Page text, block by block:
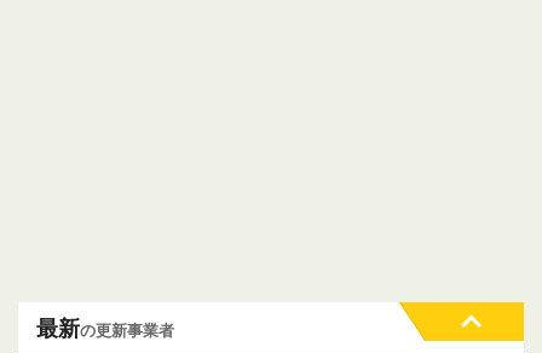
最新の更新事業者